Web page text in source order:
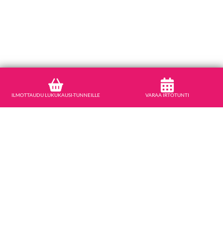
ILMOTTAUDU LUKUKAUSI-TUNNEILLE VARAA IRTOTUNTI